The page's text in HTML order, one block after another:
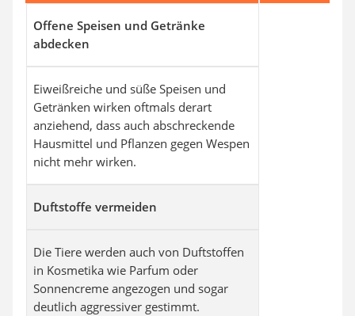
Offene Speisen und Getränke
abdecken
Eiweißreiche und süße Speisen und
Getränken wirken oftmals derart
anziehend, dass auch abschreckende
Hausmittel und Pflanzen gegen Wespen
nicht mehr wirken.
Duftstoffe vermeiden
Die Tiere werden auch von Duftstoffen
in Kosmetika wie Parfum oder
Sonnencreme angezogen und sogar
deutlich aggressiver gestimmt.